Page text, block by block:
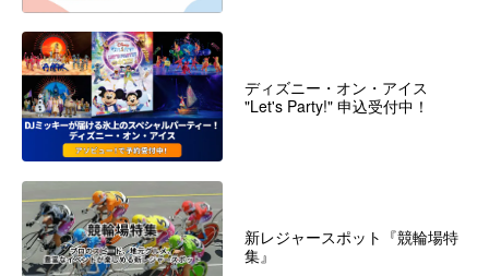
ディズニー・オン・アイス
"Let's Party!" 申込受付中！
新レジャースポット『競輪場特
集』